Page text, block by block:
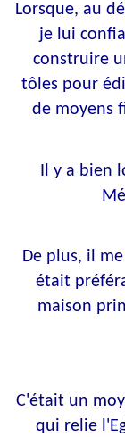
Lorsque, au
je lui
construire
tôles pour
de moyens
Il y a bien
De plus, il
était
maison
C'était un
qui relie